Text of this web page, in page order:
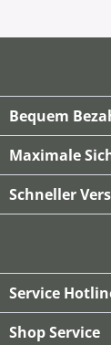
Bequem
Maximale
Schneller
Service
Shop Service